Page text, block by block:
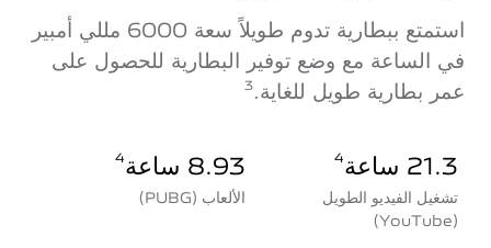
استمتع ببطارية تدوم طويلاً سعة 6000 مللي أمبير
في الساعة مع وضع توفير البطارية للحصول على
عمر بطارية طويل للغاية.3
8.93 ساعة 4
الألعاب (PUBG)
21.3 ساعة 4
تشغيل الفيديو الطويل
(YouTube)